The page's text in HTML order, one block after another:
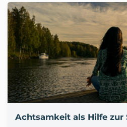
Achtsamkeit als Hilfe